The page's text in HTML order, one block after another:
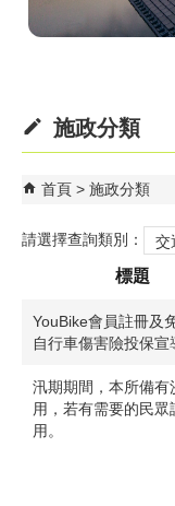
施政分類
首頁 施政分類
請選擇查詢類別：
標題
YouBike會員註冊及
自行車傷害險投保宣
汛期期間，本所備有
用，若有需要的民眾
用。